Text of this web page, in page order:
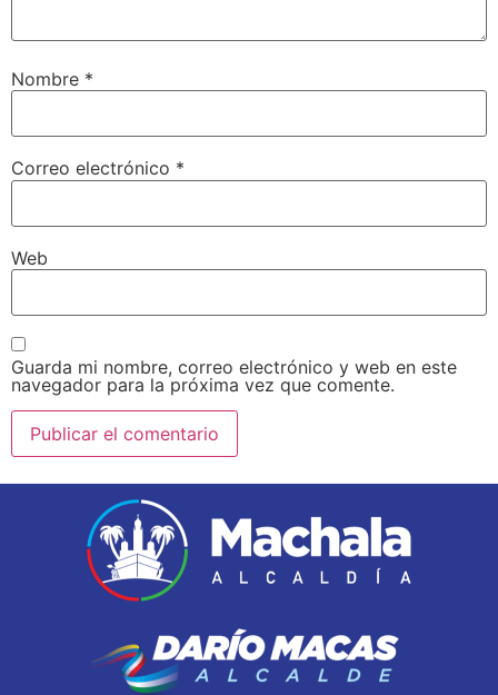
Nombre *
Correo electrónico *
Web
Guarda mi nombre, correo electrónico y web en este
navegador para la próxima vez que comente.